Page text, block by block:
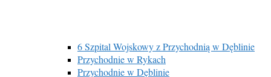
6 Szpital Wojskowy z Przychodnią w Dęblinie
Przychodnie w Rykach
Przychodnie w Dęblinie